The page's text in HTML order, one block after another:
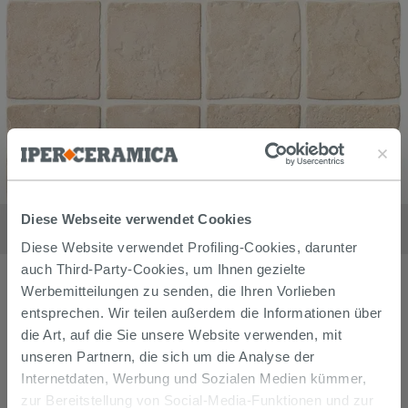
Diese Webseite verwendet Cookies
Diese Website verwendet Profiling-Cookies, darunter
auch Third-Party-Cookies, um Ihnen gezielte
Werbemitteilungen zu senden, die Ihren Vorlieben
entsprechen. Wir teilen außerdem die Informationen über
die Art, auf die Sie unsere Website verwenden, mit
unseren Partnern, die sich um die Analyse der
Internetdaten, Werbung und Sozialen Medien kümmer,
zur Bereitstellung von Social-Media-Funktionen und zur
Küchenfliese Zanzibar Weiss Lose 10X10
33,99 € /m2